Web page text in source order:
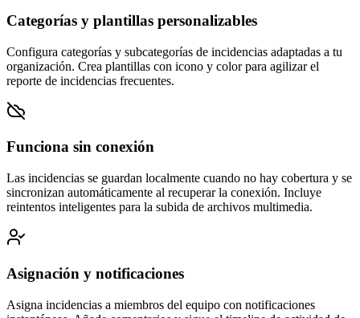
Categorías y plantillas personalizables
Configura categorías y subcategorías de incidencias adaptadas a tu
organización. Crea plantillas con icono y color para agilizar el
reporte de incidencias frecuentes.
Funciona sin conexión
Las incidencias se guardan localmente cuando no hay cobertura y se
sincronizan automáticamente al recuperar la conexión. Incluye
reintentos inteligentes para la subida de archivos multimedia.
Asignación y notificaciones
Asigna incidencias a miembros del equipo con notificaciones